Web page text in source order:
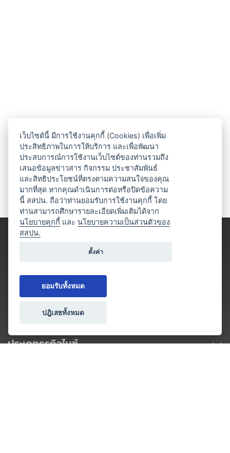
ประเภทธุรกิจไมซ์
เว็บไซต์นี้ มีการใช้งานคุกกี้ (Cookies) เพื่อเพิ่ม
ประสิทธิภาพในการให้บริการ และเพื่อพัฒนา
ประสบการณ์การใช้งานเว็บไซต์ของท่านรวมถึง
เสนอข้อมูลข่าวสาร กิจกรรม ประชาสัมพันธ์
และสิทธิประโยชน์ที่ตรงตามความสนใจของคุณ
มากที่สุด หากคุณดำเนินการต่อหรือปิดข้อความ
นี้ สสปน. ถือว่าท่านยอมรับการใช้งานคุกกี้ โดย
ท่านสามารถศึกษารายละเอียดเพิ่มเติมได้จาก
นโยบายคุกกี้ และนโยบายความเป็นส่วนตัวของ
สสปน.
ตั้งค่า
ยอมรับทั้งหมด
ปฎิเสธทั้งหมด